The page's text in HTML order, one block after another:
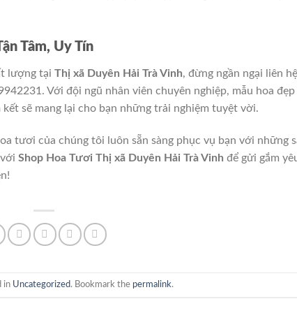
Tâm, Uy Tín
lượng tại Thị xã Duyên Hải Trà Vinh, đừng ngần ngại liên hệ
Với đội ngũ nhân viên chuyên nghiệp, mẫu hoa đẹp
sẽ mang lại cho bạn những trải nghiệm tuyệt vời.
tươi của chúng tôi luôn sẵn sàng phục vụ bạn với những
Shop Hoa Tươi Thị xã Duyên Hải Trà Vinh để gửi gắm
in Uncategorized. Bookmark the permalink.